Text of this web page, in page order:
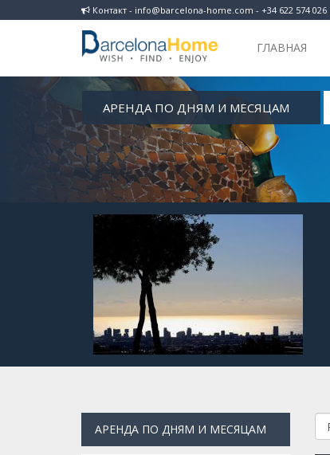
Контакт - info@barcelona-home.com - +34 622 574 026
ГЛАВНАЯ
АРЕНДА ПО ДНЯМ И МЕСЯЦАМ
АРЕНДА ПО ДНЯМ И МЕСЯЦАМ